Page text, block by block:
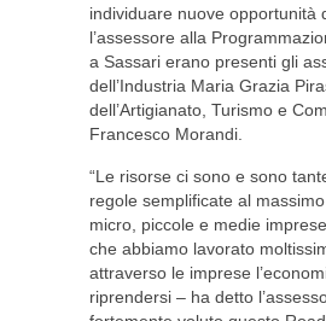
individuare nuove opportunità
l’assessore alla
a Sassari erano presenti gli
dell’Industria Maria Grazia
dell’Artigianato, Turismo e
Francesco Morandi.
“Le risorse ci sono e sono
regole semplificate al
micro, piccole e medie
che abbiamo lavorato
attraverso le imprese
riprendersi – ha detto